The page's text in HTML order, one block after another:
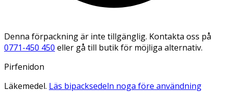
Denna förpackning är inte tillgänglig. Kontakta oss på
0771-450 450 eller gå till butik för möjliga alternativ.
Pirfenidon
Läkemedel. Läs bipacksedeln noga före användning